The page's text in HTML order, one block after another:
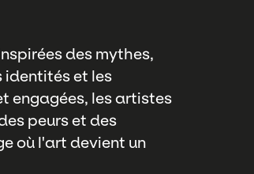
des mythes,
identités et les
engagées, les artistes
peurs et des
où l'art devient un